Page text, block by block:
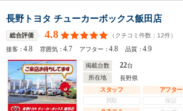
長野トヨタ チューカーボックス飯田店
総合評価 4.8 （クチコミ件数： 12件）
接客：4.8 雰囲気：4.7 アフター：4.8 品質：4.9
掲載台数 22台
所在地
長野県
スタッフ
アフター
買取
保証